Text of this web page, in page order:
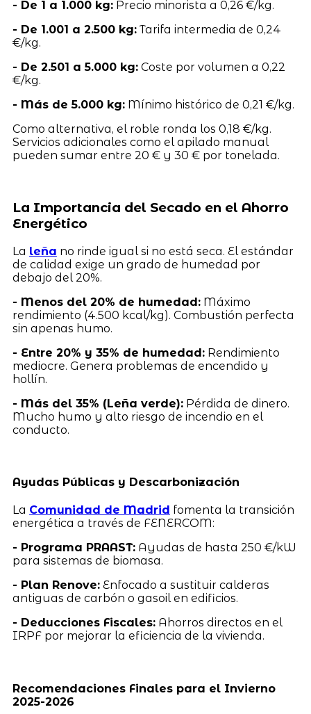
- De 1 a 1.000 kg:Precio minorista a 0,26 €/kg.
- De 1.001 a 2.500 kg:Tarifa intermedia de 0,24
€/kg.
- De 2.501 a 5.000 kg:Coste por volumen a 0,22
€/kg.
- Más de 5.000 kg:Mínimo histórico de 0,21 €/kg.
Como alternativa, el roble ronda los 0,18 €/kg.
Servicios adicionales como el apilado manual
pueden sumar entre 20 € y 30 € por tonelada.
La Importancia del Secado en el Ahorro
Energético
La leña no rinde igual si no está seca. El estándar
de calidad exige un grado de humedad por
debajo del 20%.
- Menos del 20% de humedad:Máximo
rendimiento (4.500 kcal/kg). Combustión perfecta
sin apenas humo.
- Entre 20% y 35% de humedad:Rendimiento
mediocre. Genera problemas de encendido y
hollín.
- Más del 35% (Leña verde):Pérdida de dinero.
Mucho humo y alto riesgo de incendio en el
conducto.
Ayudas Públicas y Descarbonización
La Comunidad de Madrid fomenta la transición
energética a través de FENERCOM:
- Programa PRAAST:Ayudas de hasta 250 €/kW
para sistemas de biomasa.
- Plan Renove:Enfocado a sustituir calderas
antiguas de carbón o gasoil en edificios.
- Deducciones Fiscales:Ahorros directos en el
IRPF por mejorar la eficiencia de la vivienda.
Recomendaciones Finales para el Invierno
2025-2026